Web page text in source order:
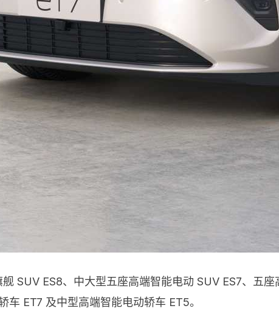
SUV ES8、中大型五座高端智能电动 SUV ES7、五座
ET7 及中型高端智能电动轿车 ET5。